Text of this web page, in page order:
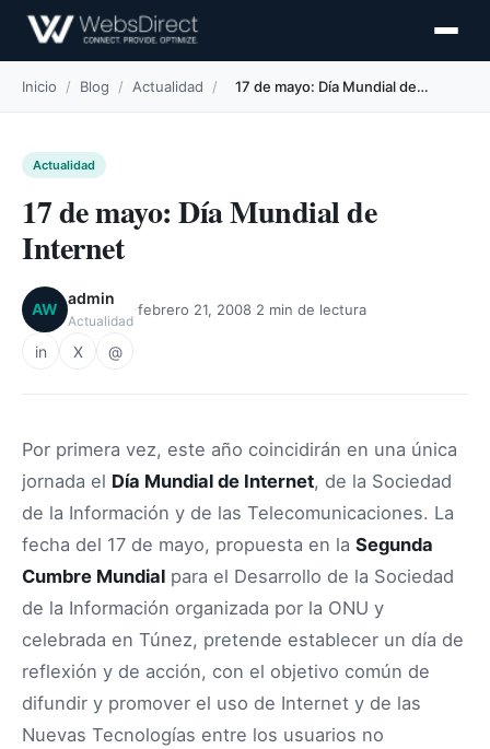
Inicio / Blog / Actualidad / 17 de mayo: Día Mundial de…
Actualidad
17 de mayo: Día Mundial de
Internet
AW
admin
Actualidad
febrero 21, 2008 2 min de lectura
in X @
Por primera vez, este año coincidirán en una única
jornada el Día Mundial de Internet, de la Sociedad
de la Información y de las Telecomunicaciones. La
fecha del 17 de mayo, propuesta en la Segunda
Cumbre Mundial para el Desarrollo de la Sociedad
de la Información organizada por la ONU y
celebrada en Túnez, pretende establecer un día de
reflexión y de acción, con el objetivo común de
difundir y promover el uso de Internet y de las
Nuevas Tecnologías entre los usuarios no